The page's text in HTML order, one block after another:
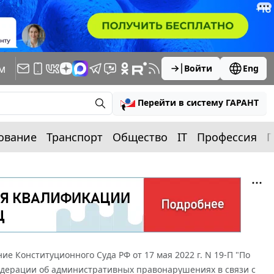
Войти Eng
Перейти в систему ГАРАНТ
Транспорт Общество IT Профессия
Конституционного Суда РФ от 17 мая 2022 г. N 19-П "По
об административных правонарушениях в связи с